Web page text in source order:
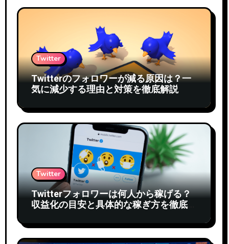
Twitter
Twitterのフォロワーが減る原因は？一
気に減少する理由と対策を徹底解説
Twitter
Twitterフォロワーは何人から稼げる？
収益化の目安と具体的な稼ぎ方を徹底解